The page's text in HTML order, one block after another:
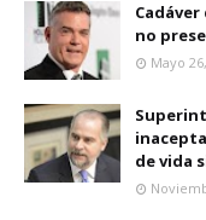
no
Mayo
de vida